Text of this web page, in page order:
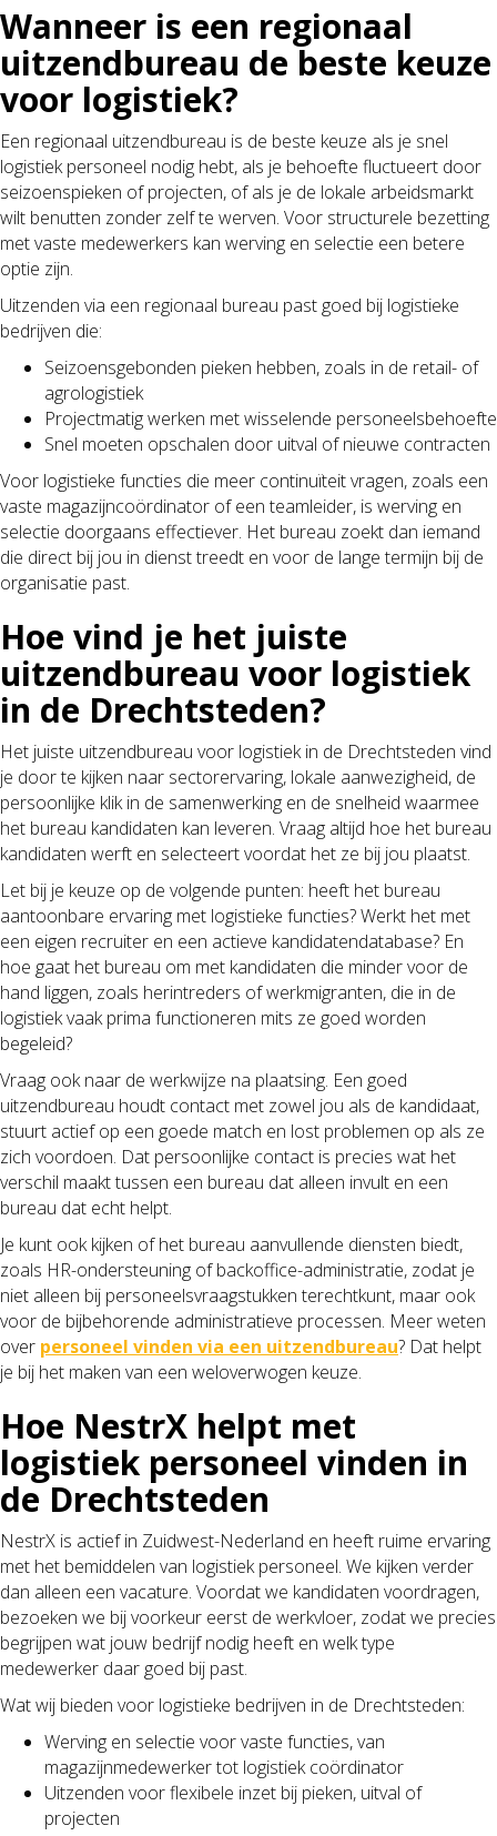
Wanneer is een regionaal
uitzendbureau de beste keuze
voor logistiek?
Een regionaal uitzendbureau is de beste keuze als je snel
logistiek personeel nodig hebt, als je behoefte fluctueert door
seizoenspieken of projecten, of als je de lokale arbeidsmarkt
wilt benutten zonder zelf te werven. Voor structurele bezetting
met vaste medewerkers kan werving en selectie een betere
optie zijn.
Uitzenden via een regionaal bureau past goed bij logistieke
bedrijven die:
Seizoensgebonden pieken hebben, zoals in de retail- of
agrologistiek
Projectmatig werken met wisselende personeelsbehoefte
Snel moeten opschalen door uitval of nieuwe contracten
Voor logistieke functies die meer continuïteit vragen, zoals een
vaste magazijncoördinator of een teamleider, is werving en
selectie doorgaans effectiever. Het bureau zoekt dan iemand
die direct bij jou in dienst treedt en voor de lange termijn bij de
organisatie past.
Hoe vind je het juiste
uitzendbureau voor logistiek
in de Drechtsteden?
Het juiste uitzendbureau voor logistiek in de Drechtsteden vind
je door te kijken naar sectorervaring, lokale aanwezigheid, de
persoonlijke klik in de samenwerking en de snelheid waarmee
het bureau kandidaten kan leveren. Vraag altijd hoe het bureau
kandidaten werft en selecteert voordat het ze bij jou plaatst.
Let bij je keuze op de volgende punten: heeft het bureau
aantoonbare ervaring met logistieke functies? Werkt het met
een eigen recruiter en een actieve kandidatendatabase? En
hoe gaat het bureau om met kandidaten die minder voor de
hand liggen, zoals herintreders of werkmigranten, die in de
logistiek vaak prima functioneren mits ze goed worden
begeleid?
Vraag ook naar de werkwijze na plaatsing. Een goed
uitzendbureau houdt contact met zowel jou als de kandidaat,
stuurt actief op een goede match en lost problemen op als ze
zich voordoen. Dat persoonlijke contact is precies wat het
verschil maakt tussen een bureau dat alleen invult en een
bureau dat echt helpt.
Je kunt ook kijken of het bureau aanvullende diensten biedt,
zoals HR-ondersteuning of backoffice-administratie, zodat je
niet alleen bij personeelsvraagstukken terechtkunt, maar ook
voor de bijbehorende administratieve processen. Meer weten
over personeel vinden via een uitzendbureau? Dat helpt
je bij het maken van een weloverwogen keuze.
Hoe NestrX helpt met
logistiek personeel vinden in
de Drechtsteden
NestrX is actief in Zuidwest-Nederland en heeft ruime ervaring
met het bemiddelen van logistiek personeel. We kijken verder
dan alleen een vacature. Voordat we kandidaten voordragen,
bezoeken we bij voorkeur eerst de werkvloer, zodat we precies
begrijpen wat jouw bedrijf nodig heeft en welk type
medewerker daar goed bij past.
Wat wij bieden voor logistieke bedrijven in de Drechtsteden:
Werving en selectie voor vaste functies, van
magazijnmedewerker tot logistiek coördinator
Uitzenden voor flexibele inzet bij pieken, uitval of
projecten